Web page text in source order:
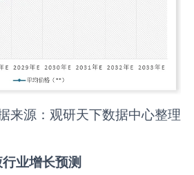
来源：观研天下数据中心整理
行业增长预测